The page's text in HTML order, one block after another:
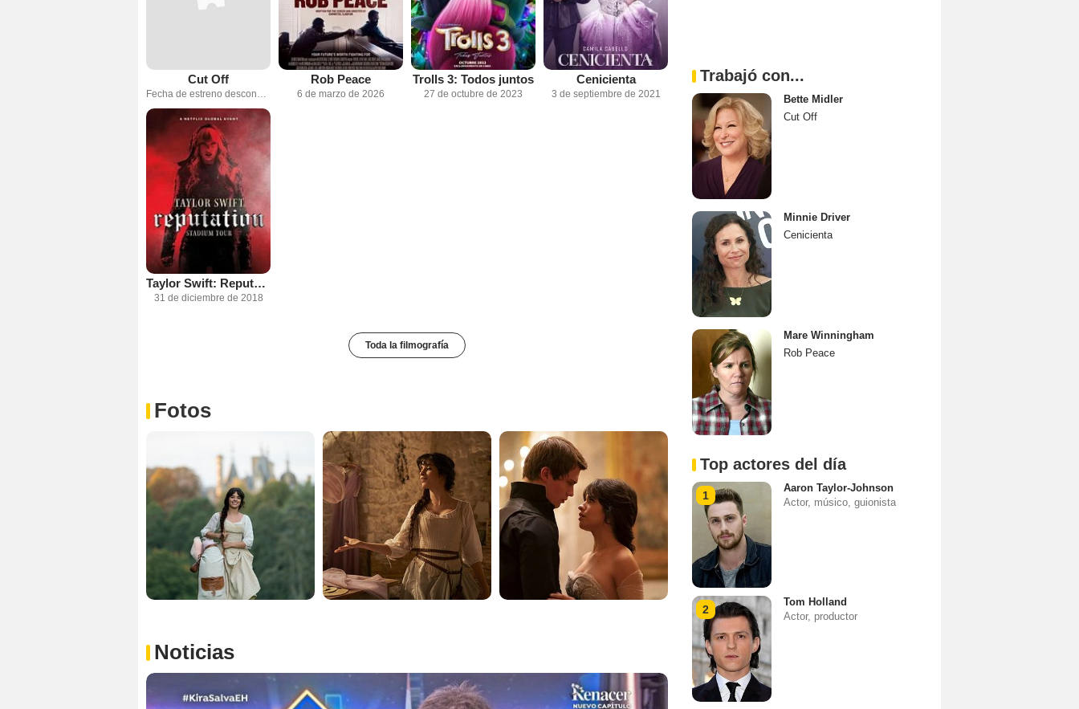
Cut Off Rob Peace
6 de marzo de 2026
Trolls 3: Todos juntos
27 de octubre de 2023
Cenicienta
3 de septiembre de 2021
Taylor Swift: Reputation Stadium Tour
31 de diciembre de 2018
Toda la filmografía
Fotos
Noticias
Trabajó con...
Bette Midler
Cut Off
Minnie Driver
Cenicienta
Mare Winningham
Rob Peace
Top actores del día
1
Aaron Taylor-Johnson
Actor, músico, guionista
2
Tom Holland
Actor, productor